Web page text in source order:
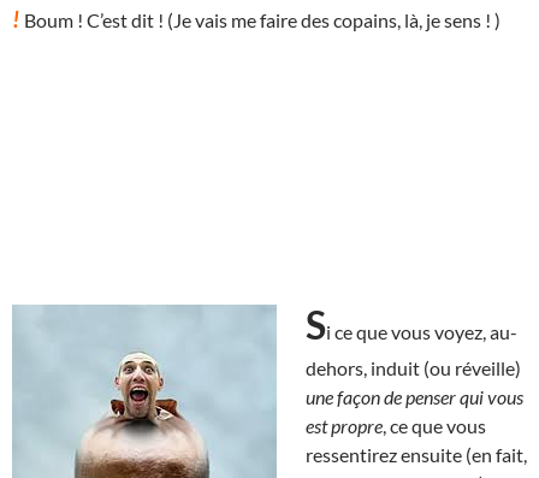
! Boum ! C’est dit ! (Je vais me faire des copains, là, je sens ! )
Si ce que vous voyez, au-
dehors, induit (ou réveille)
une façon de penser qui vous
est propre , ce que vous
ressentirez ensuite (en fait,